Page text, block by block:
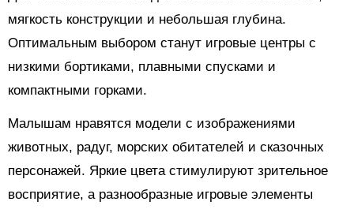
мягкость конструкции и небольшая глубина.
Оптимальным выбором станут игровые центры с
низкими бортиками, плавными спусками и
компактными горками.
Малышам нравятся модели с изображениями
животных, радуг, морских обитателей и сказочных
персонажей. Яркие цвета стимулируют зрительное
восприятие, а разнообразные игровые элементы